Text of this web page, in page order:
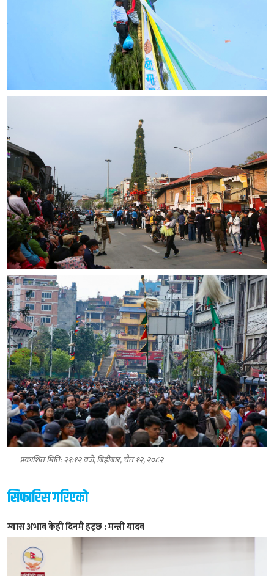
प्रकाशित मिति: २१:१२ बजे, बिहीबार, चैत १२, २०८२
सिफारिस गरिएको
ग्यास अभाव केही दिनमै हट्छ : मन्त्री यादव